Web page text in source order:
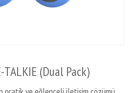
TALKIE (Dual Pack)